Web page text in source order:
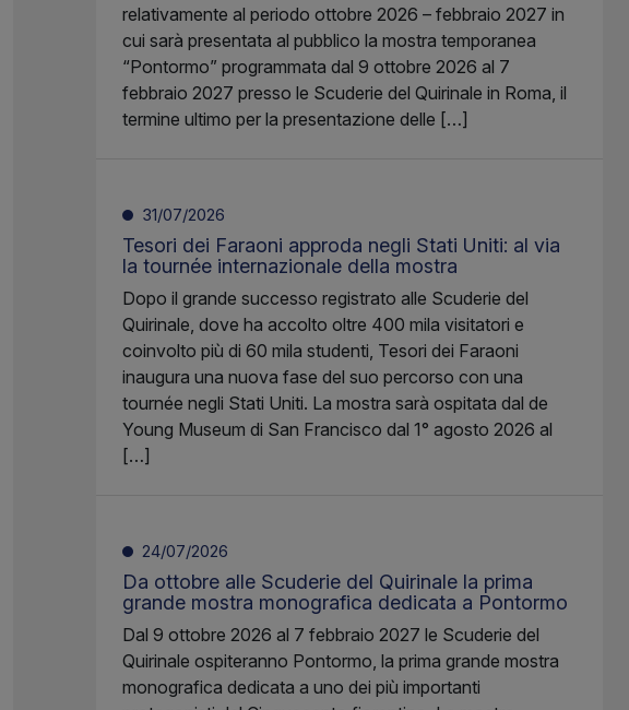
relativamente al periodo ottobre 2026 – febbraio 2027 in
cui sarà presentata al pubblico la mostra temporanea
“Pontormo” programmata dal 9 ottobre 2026 al 7
febbraio 2027 presso le Scuderie del Quirinale in Roma, il
termine ultimo per la presentazione delle […]
31/07/2026
Tesori dei Faraoni approda negli Stati Uniti: al via
la tournée internazionale della mostra
Dopo il grande successo registrato alle Scuderie del
Quirinale, dove ha accolto oltre 400 mila visitatori e
coinvolto più di 60 mila studenti, Tesori dei Faraoni
inaugura una nuova fase del suo percorso con una
tournée negli Stati Uniti. La mostra sarà ospitata dal de
Young Museum di San Francisco dal 1° agosto 2026 al
[…]
24/07/2026
Da ottobre alle Scuderie del Quirinale la prima
grande mostra monografica dedicata a Pontormo
Dal 9 ottobre 2026 al 7 febbraio 2027 le Scuderie del
Quirinale ospiteranno Pontormo, la prima grande mostra
monografica dedicata a uno dei più importanti